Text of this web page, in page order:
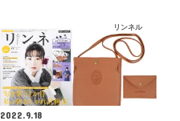
リンネル
2022.9.18